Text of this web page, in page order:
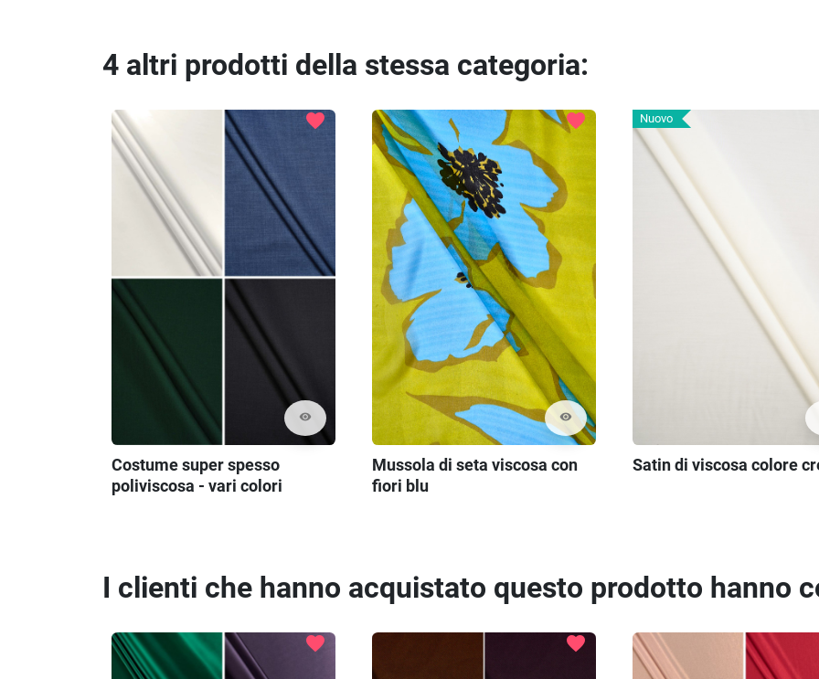
4 altri prodotti della stessa categoria:
visibility
favorite
Costume super spesso
poliviscosa - vari colori
visibility
favorite
Mussola di seta viscosa con
fiori blu
Nuovo
Satin di viscosa colore
I clienti che hanno acquistato questo prodotto hanno
favorite favorite